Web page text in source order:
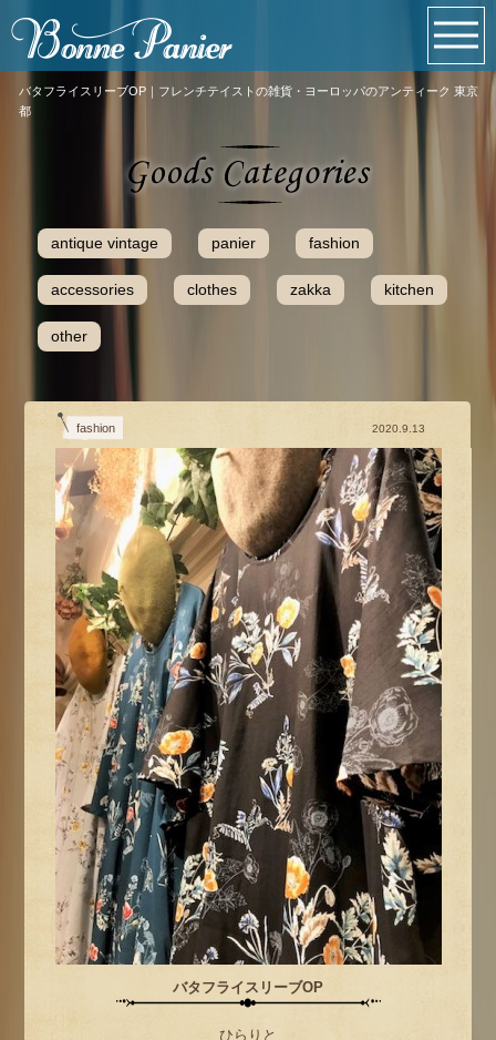
バタフライスリーブOP｜フレンチテイストの雑貨・ヨーロッパのアンティーク 東京
都
antique vintage panier fashion
accessories clothes zakka kitchen
other
fashion 2020.9.13
バタフライスリーブOP
ひらりと